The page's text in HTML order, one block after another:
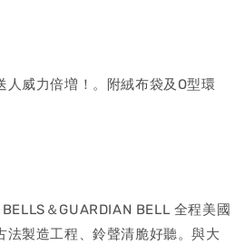
人威力倍増！。附絨布袋及O型環
＆GUARDIAN BELL 全程美國
法製造工程、鈴聲清脆好聽。與大